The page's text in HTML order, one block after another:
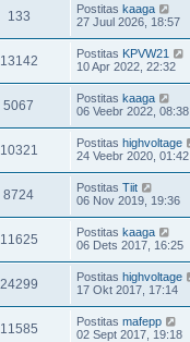
133 Postitas kaaga
27 Juul 2026, 18:57
13142 Postitas KPVW21
10 Apr 2022, 22:32
5067 Postitas kaaga
06 Veebr 2022, 08:38
10321 Postitas highvoltage
24 Veebr 2020, 01:42
8724 Postitas Tiit
06 Nov 2019, 19:36
11625 Postitas kaaga
06 Dets 2017, 16:25
24299 Postitas highvoltage
17 Okt 2017, 17:14
11585 Postitas mafepp
02 Sept 2017, 19:18